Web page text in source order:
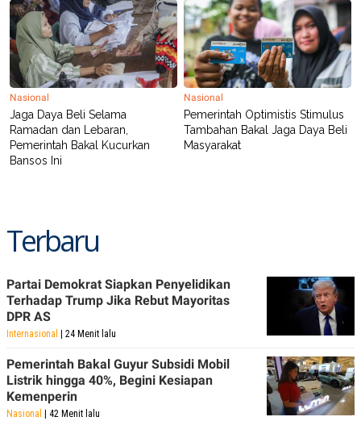
Nasional
Jaga Daya Beli Selama
Ramadan dan Lebaran,
Pemerintah Bakal Kucurkan
Bansos Ini
Nasional
Pemerintah Optimistis Stimulus
Tambahan Bakal Jaga Daya Beli
Masyarakat
Terbaru
Partai Demokrat Siapkan Penyelidikan
Terhadap Trump Jika Rebut Mayoritas
DPR AS
Internasional | 24 Menit lalu
Pemerintah Bakal Guyur Subsidi Mobil
Listrik hingga 40%, Begini Kesiapan
Kemenperin
Nasional | 42 Menit lalu